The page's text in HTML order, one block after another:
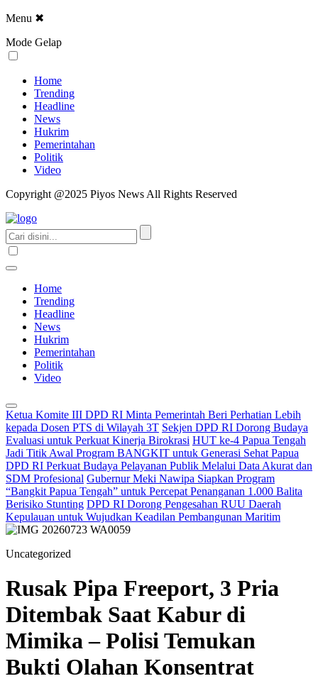
Menu ✖
Mode Gelap
Home
Trending
Headline
News
Hukrim
Pemerintahan
Politik
Video
Copyright @2025 Piyos News All Rights Reserved
Home
Trending
Headline
News
Hukrim
Pemerintahan
Politik
Video
Ketua Komite III DPD RI Minta Pemerintah Beri Perhatian Lebih
kepada Dosen PTS di Wilayah 3T Sekjen DPD RI Dorong Budaya
Evaluasi untuk Perkuat Kinerja Birokrasi HUT ke-4 Papua Tengah
Jadi Titik Awal Program BANGKIT untuk Generasi Sehat Papua
DPD RI Perkuat Budaya Pelayanan Publik Melalui Data Akurat dan
SDM Profesional Gubernur Meki Nawipa Siapkan Program
“Bangkit Papua Tengah” untuk Percepat Penanganan 1.000 Balita
Berisiko Stunting DPD RI Dorong Pengesahan RUU Daerah
Kepulauan untuk Wujudkan Keadilan Pembangunan Maritim
Uncategorized
Rusak Pipa Freeport, 3 Pria
Ditembak Saat Kabur di
Mimika – Polisi Temukan
Bukti Olahan Konsentrat